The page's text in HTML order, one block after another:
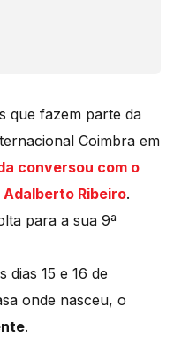
que fazem parte da
Coimbra em
conversou com o
Ribeiro.
para a sua 9ª
dias 15 e 16 de
onde nasceu, o
.